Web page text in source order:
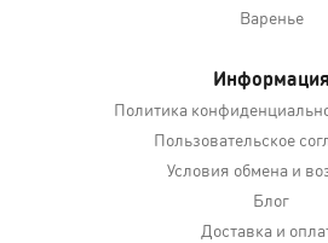
Варенье
Информация
Политика
Пользовательское
Условия обмена и
Блог
Доставка и